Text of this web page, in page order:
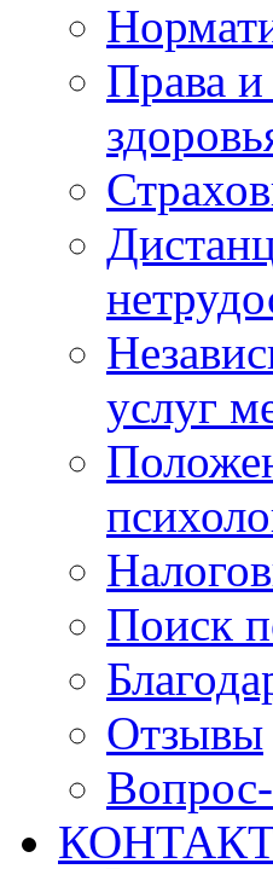
Права
услуг
Поиск
Отзывы